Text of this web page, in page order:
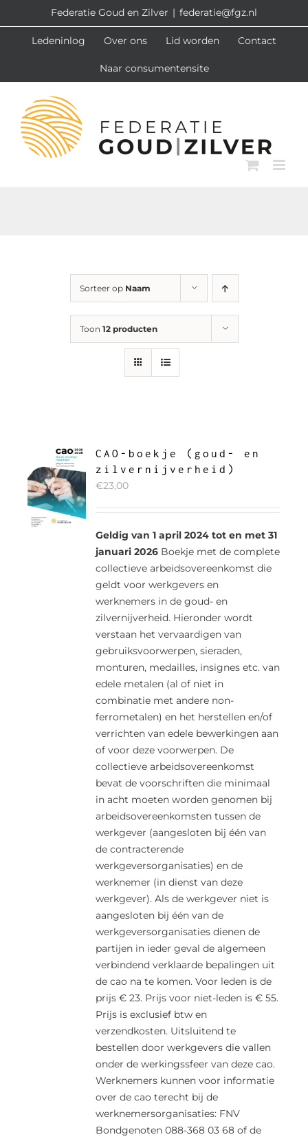
naar
inhoud
Federatie Goud en Zilver | federatie@fgz.nl
Ledeninlog Over ons Lid worden Contact
Naar consumentensite
Sorteer op Naam
Toon 12 producten
CAO-boekje (goud- en
zilvernijverheid)
€23,00
Geldig van 1 april 2024 tot en met 31
januari 2026 Boekje met de complete
collectieve arbeidsovereenkomst die
geldt voor werkgevers en
werknemers in de goud- en
zilvernijverheid. Hieronder wordt
verstaan het vervaardigen van
gebruiksvoorwerpen, sieraden,
monturen, medailles, insignes etc. van
edele metalen (al of niet in
combinatie met andere non-
ferrometalen) en het herstellen en/of
verrichten van edele bewerkingen aan
of voor deze voorwerpen. De
collectieve arbeidsovereenkomst
bevat de voorschriften die minimaal
in acht moeten worden genomen bij
arbeidsovereenkomsten tussen de
werkgever (aangesloten bij één van
de contracterende
werkgeversorganisaties) en de
werknemer (in dienst van deze
werkgever). Als de werkgever niet is
aangesloten bij één van de
werkgeversorganisaties dienen de
partijen in ieder geval de algemeen
verbindend verklaarde bepalingen uit
de cao na te komen. Voor leden is de
prijs € 23. Prijs voor niet-leden is € 55.
Prijs is exclusief btw en
verzendkosten. Uitsluitend te
bestellen door werkgevers die vallen
onder de werkingssfeer van deze cao.
Werknemers kunnen voor informatie
over de cao terecht bij de
werknemersorganisaties: FNV
Bondgenoten 088-368 03 68 of de